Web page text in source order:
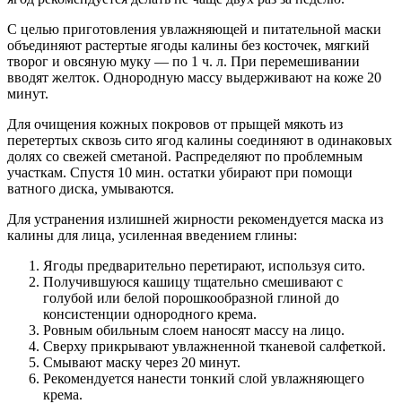
С целью приготовления увлажняющей и питательной маски
объединяют растертые ягоды калины без косточек, мягкий
творог и овсяную муку — по 1 ч. л. При перемешивании
вводят желток. Однородную массу выдерживают на коже 20
минут.
Для очищения кожных покровов от прыщей мякоть из
перетертых сквозь сито ягод калины соединяют в одинаковых
долях со свежей сметаной. Распределяют по проблемным
участкам. Спустя 10 мин. остатки убирают при помощи
ватного диска, умываются.
Для устранения излишней жирности рекомендуется маска из
калины для лица, усиленная введением глины:
Ягоды предварительно перетирают, используя сито.
Получившуюся кашицу тщательно смешивают с
голубой или белой порошкообразной глиной до
консистенции однородного крема.
Ровным обильным слоем наносят массу на лицо.
Сверху прикрывают увлажненной тканевой салфеткой.
Смывают маску через 20 минут.
Рекомендуется нанести тонкий слой увлажняющего
крема.